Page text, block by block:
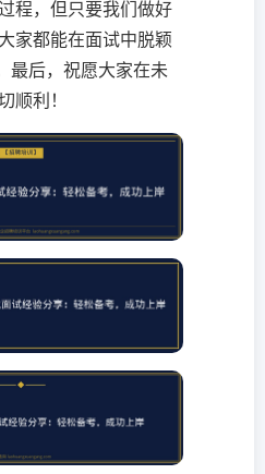
程，但只要我们做好
家都能在面试中脱颖
最后，祝愿大家在未
顺利！